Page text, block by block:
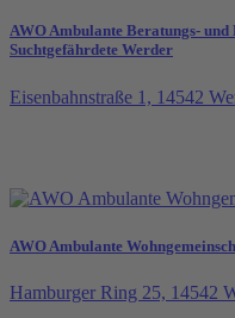
AWO Ambulante Beratungs-
Suchtgefährdete Werder
Eisenbahnstraße 1, 14542
AWO Ambulante
Hamburger Ring 25, 14542